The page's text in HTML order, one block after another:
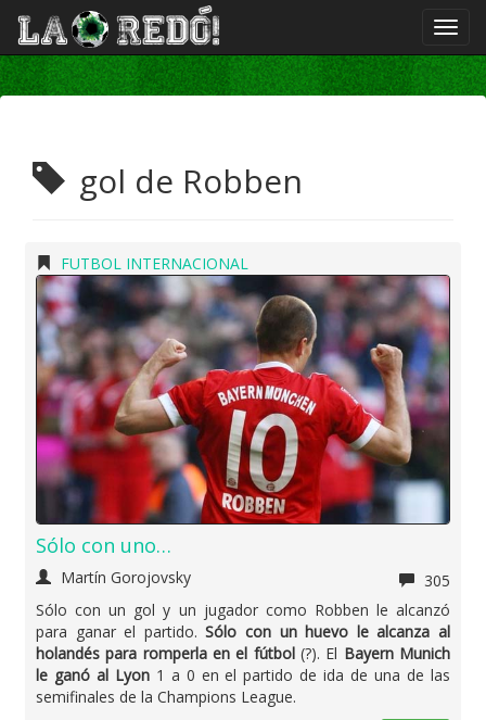
gol de Robben
FUTBOL INTERNACIONAL
Sólo con uno…
Martín Gorojovsky
305
Sólo con un gol y un jugador como Robben le alcanzó
para ganar el partido.Sólo con un huevo le alcanza al
holandés para romperla en el fútbol (?). El Bayern Munich
le ganó al Lyon1 a 0 en el partido de ida de una de las
semifinales de la Champions League.